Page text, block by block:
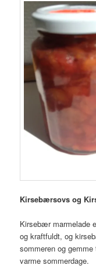
Kirsebærsovs og
Kirsebær marmelade
og kraftfuldt, og
sommeren og
varme sommerdage.